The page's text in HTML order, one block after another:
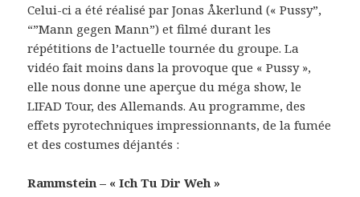
Celui-ci a été réalisé par Jonas Åkerlund (« Pussy”,
“”Mann gegen Mann”) et filmé durant les
répétitions de l’actuelle tournée du groupe. La
vidéo fait moins dans la provoque que « Pussy »,
elle nous donne une aperçue du méga show, le
LIFAD Tour, des Allemands. Au programme, des
effets pyrotechniques impressionnants, de la fumée
et des costumes déjantés :
Rammstein – « Ich Tu Dir Weh »